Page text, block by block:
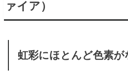
ァイア）
虹彩にほとんど色素が